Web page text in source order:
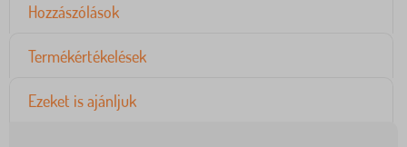
Hozzászólások
Termékértékelések
Ezeket is ajánljuk